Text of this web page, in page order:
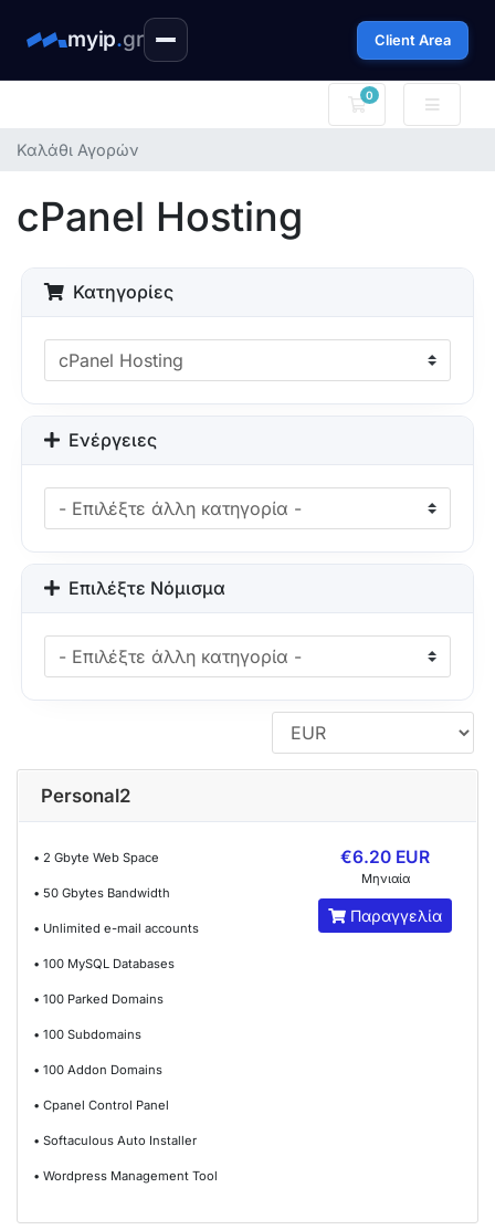
myip.gr Client Area
0
Καλάθι Αγορών
Καλάθι Αγορών
cPanel Hosting
Κατηγορίες
Ενέργειες
Επιλέξτε Νόμισμα
Personal2
• 2 Gbyte Web Space
• 50 Gbytes Bandwidth
• Unlimited e-mail accounts
• 100 MySQL Databases
• 100 Parked Domains
• 100 Subdomains
• 100 Addon Domains
• Cpanel Control Panel
• Softaculous Auto Installer
• Wordpress Management Tool
€6.20 EUR
Μηνιαία
Παραγγελία